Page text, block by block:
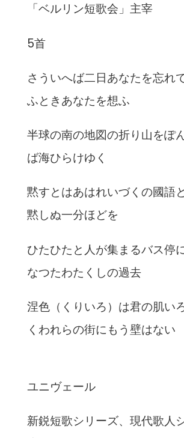
「ベルリン短歌会」主宰
5首
さういへば二日あなたを忘れ
ふときあなたを想ふ
半球の南の地図の折り山をぽ
ば海ひらけゆく
黙すとはあはれいづくの國語
黙しぬ一分ほどを
ひたひたと人が集まるバス停
なつたわたくしの過去
涅色（くりいろ）は君の肌い
くわれらの街にもう壁はない
ユニヴェール
新鋭短歌シリーズ、現代歌人